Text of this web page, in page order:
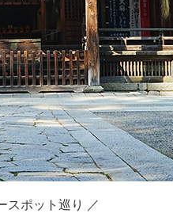
スポット巡り ／